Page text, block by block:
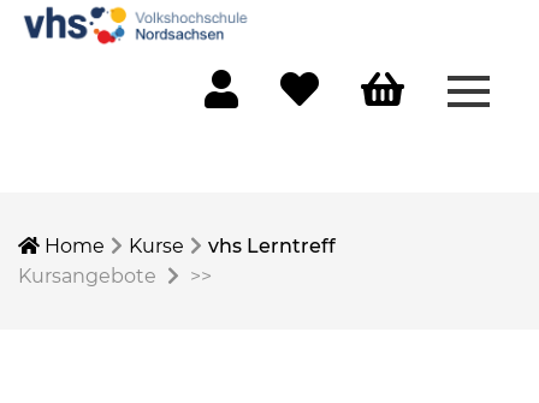
Home Kurse
vhs Lerntreff
Kursangebote
>>